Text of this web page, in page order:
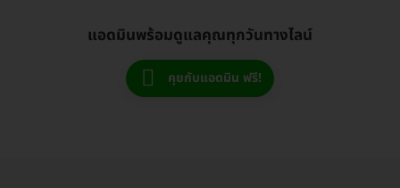
แอดมินพร้อมดูแลคุณทุกวันทางไลน์
คุยกับแอดมิน ฟรี!